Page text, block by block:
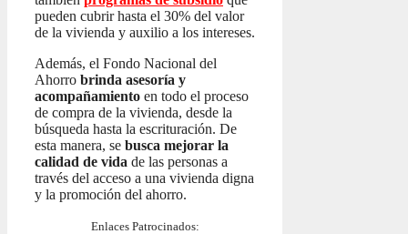
pueden cubrir hasta el 30% del valor
de la vivienda y auxilio a los intereses.
Además, el Fondo Nacional del
Ahorro brinda asesoría y
acompañamiento en todo el proceso
de compra de la vivienda, desde la
búsqueda hasta la escrituración. De
esta manera, se busca mejorar la
calidad de vida de las personas a
través del acceso a una vivienda digna
y la promoción del ahorro.
Enlaces Patrocinados: